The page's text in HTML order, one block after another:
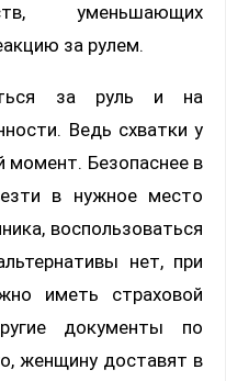
уменьшающих
за рулем.
за руль и на
Ведь схватки у
момент. Безопаснее в
в нужное место
воспользоваться
нет, при
иметь страховой
документы по
женщину доставят в